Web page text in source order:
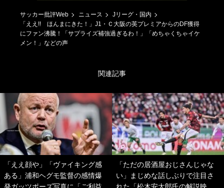
サッカー批評Web ニュース
Jリーグ・国内
「ええ!! ほんまにきた！」J1・Ｃ大阪の英プレミアからのDF獲得
にファン沸騰！「サプライズ補強過ぎるわ！」「めちゃくちゃイケ
メン！」などの声
関連記事
「ええ顔や」「ヴァイキング感
ある」浦和ヘグモ監督の感情爆
「ただの居酒屋おじさんじゃな
い」まじめな話しぶりで注目さ